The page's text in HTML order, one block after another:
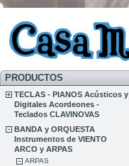
PRODUCTOS
TECLAS - PIANOS Acústicos y
Digitales Acordeones -
Teclados CLAVINOVAS
BANDA y ORQUESTA
Instrumentos de VIENTO
ARCO y ARPAS
ARPAS